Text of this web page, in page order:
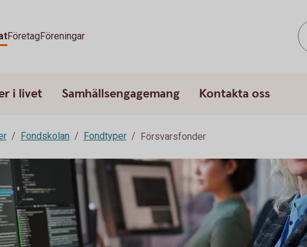
FöretagFöreningar
i livet Samhällsengagemang Kontakta oss
Fondskolan Fondtyper Försvarsfonder